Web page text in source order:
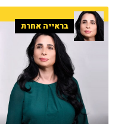
בראייה אחרת